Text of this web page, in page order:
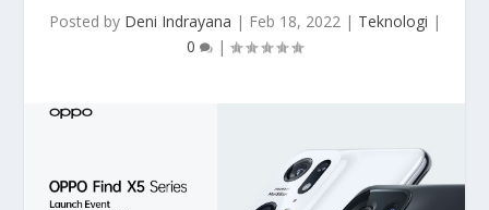
Posted by Deni Indrayana | Feb 18, 2022| Teknologi |
0
|